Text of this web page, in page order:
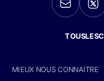
MIEUX NOUS CONNAITRE